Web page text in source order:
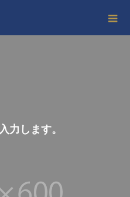
入 力 し ま す。